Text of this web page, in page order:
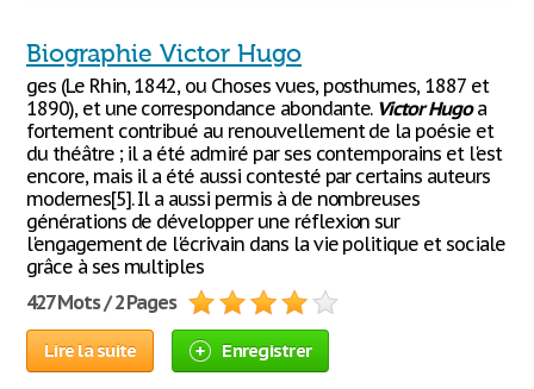
Biographie Victor Hugo
ges (Le Rhin, 1842, ou Choses vues, posthumes, 1887 et
1890), et une correspondance abondante. Victor Hugoa
fortement contribué au renouvellement de la poésie et
du théâtre ; il a été admiré par ses contemporains et l'est
encore, mais il a été aussi contesté par certains auteurs
modernes[5]. Il a aussi permis à de nombreuses
générations de développer une réflexion sur
l'engagement de l'écrivain dans la vie politique et sociale
grâce à ses multiples
427 Mots / 2 Pages
Lire la suite Enregistrer